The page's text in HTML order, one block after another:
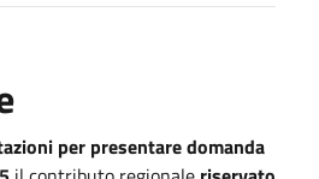
per presentare domanda